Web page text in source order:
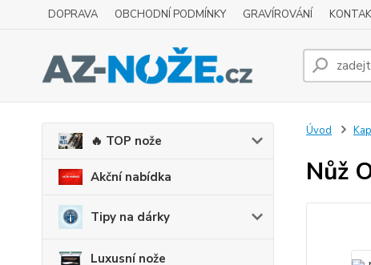
DOPRAVA OBCHODNÍ PODMÍNKY GRAVÍROVÁNÍ
🔥 TOP nože
Akční nabídka
Tipy na dárky
Luxusní nože
Úvod
Nůž